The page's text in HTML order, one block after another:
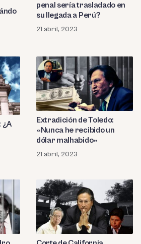
penal sería trasladado en
su llegada a Perú?
21 abril, 2023
¿A
Extradición de Toledo:
«Nunca he recibido un
dólar malhabido»
21 abril, 2023